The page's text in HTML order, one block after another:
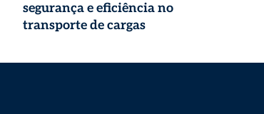
segurança e eficiência no
transporte de cargas